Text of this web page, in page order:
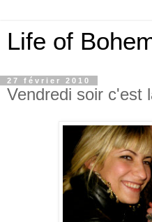
Life of
27 février 2010
Vendredi soir c'est